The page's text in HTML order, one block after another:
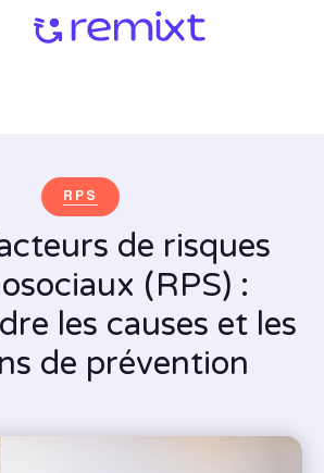
RPS
de risques
(RPS) :
les causes et les
de prévention